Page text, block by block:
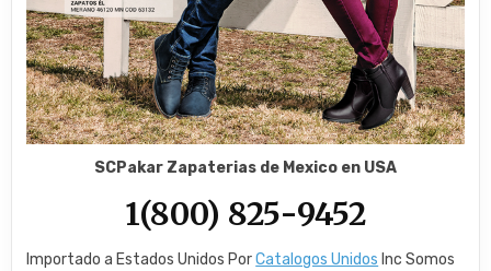
SCPakar Zapaterias de Mexico en USA
1(800) 825-9452
Importado a Estados Unidos PorCatalogos Unidos Inc Somos